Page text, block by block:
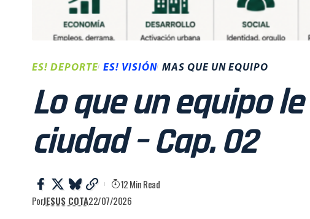
ES! DEPORTE ES! VISIÓN MAS QUE UN EQUIPO
Lo que un equipo
ciudad – Cap. 02
PorJESUS COTA22/07/2026
12 Min Read